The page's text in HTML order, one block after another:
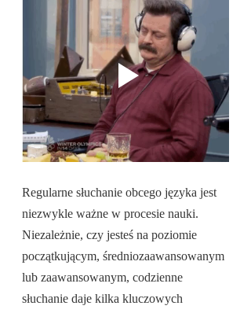
Regularne słuchanie obcego języka jest
niezwykle ważne w procesie nauki.
Niezależnie, czy jesteś na poziomie
początkującym, średniozaawansowanym
lub zaawansowanym, codzienne
słuchanie daje kilka kluczowych